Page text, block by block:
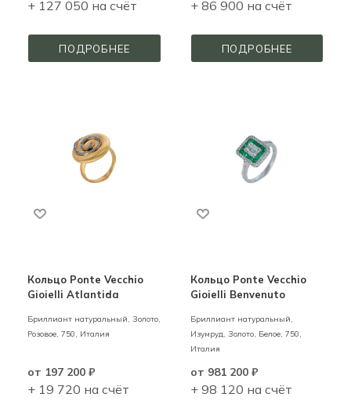
+ 127 050 на счёт
ПОДРОБНЕЕ
+ 86 900 на счёт
ПОДРОБНЕЕ
Кольцо Ponte Vecchio
Gioielli Atlantida
Бриллиант натуральный, Золото,
Розовое, 750, Италия
от 197 200 ₽
+ 19 720 на счёт
Кольцо Ponte Vecchio
Gioielli Benvenuto
Бриллиант натуральный,
Изумруд, Золото, Белое, 750,
Италия
от 981 200 ₽
+ 98 120 на счёт